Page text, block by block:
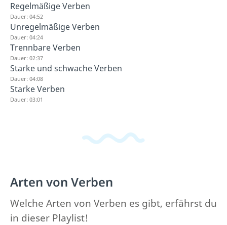
Regelmäßige Verben
Dauer: 04:52
Unregelmäßige Verben
Dauer: 04:24
Trennbare Verben
Dauer: 02:37
Starke und schwache Verben
Dauer: 04:08
Starke Verben
Dauer: 03:01
Arten von Verben
Welche Arten von Verben es gibt, erfährst du
in dieser Playlist!